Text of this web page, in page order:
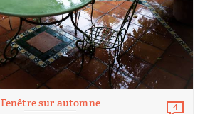
Fenêtre sur automne 4